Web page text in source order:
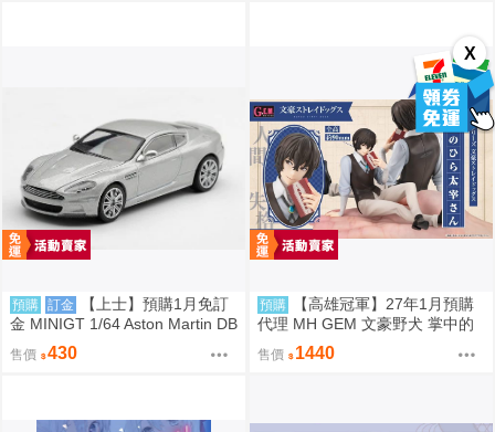
X
預購 訂金
【上士】預購1月免訂
金 MINIGT 1/64 Aston Martin DB
S 2008 銀2008 左駕 39671 080
9
售價 430
預購
【高雄冠軍】27年1月預購
代理 MH GEM 文豪野犬 掌中的
太宰 太宰治 免訂金0813
售價 1440